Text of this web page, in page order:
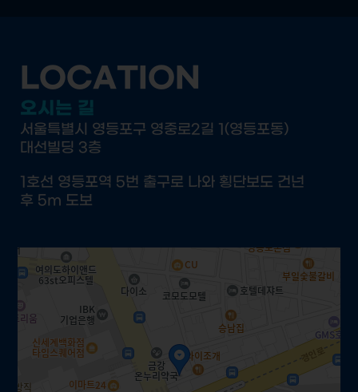
LOCATION
오시는 길
서울특별시 영등포구 영중로2길 1(영등포동)
대선빌딩 3층
1호선 영등포역 5번 출구로 나와 횡단보도 건넌
후 5m 도보